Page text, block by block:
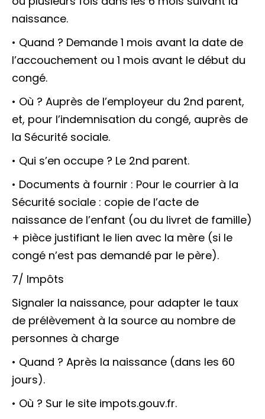
naissance.
• Quand ? Demande 1 mois avant la date de
l’accouchement ou 1 mois avant le début du
congé.
• Où ? Auprès de l’employeur du 2nd parent,
et, pour l’indemnisation du congé, auprès de
la Sécurité sociale.
• Qui s’en occupe ? Le 2nd parent.
• Documents à fournir : Pour le courrier à la
Sécurité sociale : copie de l’acte de
naissance de l’enfant (ou du livret de famille)
+ pièce justifiant le lien avec la mère (si le
congé n’est pas demandé par le père).
7/ Impôts
Signaler la naissance, pour adapter le taux
de prélèvement à la source au nombre de
personnes à charge
• Quand ? Après la naissance (dans les 60
jours).
• Où ? Sur le site impots.gouv.fr.